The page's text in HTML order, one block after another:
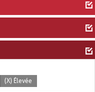
(X) Élevée